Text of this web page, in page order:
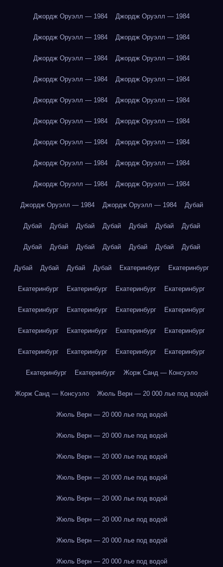
Джордж Оруэлл — 1984 Джордж Оруэлл — 1984
Джордж Оруэлл — 1984 Джордж Оруэлл — 1984
Джордж Оруэлл — 1984 Джордж Оруэлл — 1984
Джордж Оруэлл — 1984 Джордж Оруэлл — 1984
Джордж Оруэлл — 1984 Джордж Оруэлл — 1984
Джордж Оруэлл — 1984 Джордж Оруэлл — 1984
Джордж Оруэлл — 1984 Джордж Оруэлл — 1984
Джордж Оруэлл — 1984 Джордж Оруэлл — 1984
Джордж Оруэлл — 1984 Джордж Оруэлл — 1984
Джордж Оруэлл — 1984 Джордж Оруэлл — 1984 Дубай
Дубай Дубай Дубай Дубай Дубай Дубай Дубай
Дубай Дубай Дубай Дубай Дубай Дубай Дубай
Дубай Дубай Дубай Дубай Екатеринбург Екатеринбург
Екатеринбург Екатеринбург Екатеринбург Екатеринбург
Екатеринбург Екатеринбург Екатеринбург Екатеринбург
Екатеринбург Екатеринбург Екатеринбург Екатеринбург
Екатеринбург Екатеринбург Екатеринбург Екатеринбург
Екатеринбург Екатеринбург Жорж Санд — Консуэло
Жорж Санд — Консуэло Жюль Верн — 20 000 лье под водой
Жюль Верн — 20 000 лье под водой
Жюль Верн — 20 000 лье под водой
Жюль Верн — 20 000 лье под водой
Жюль Верн — 20 000 лье под водой
Жюль Верн — 20 000 лье под водой
Жюль Верн — 20 000 лье под водой
Жюль Верн — 20 000 лье под водой
Жюль Верн — 20 000 лье под водой